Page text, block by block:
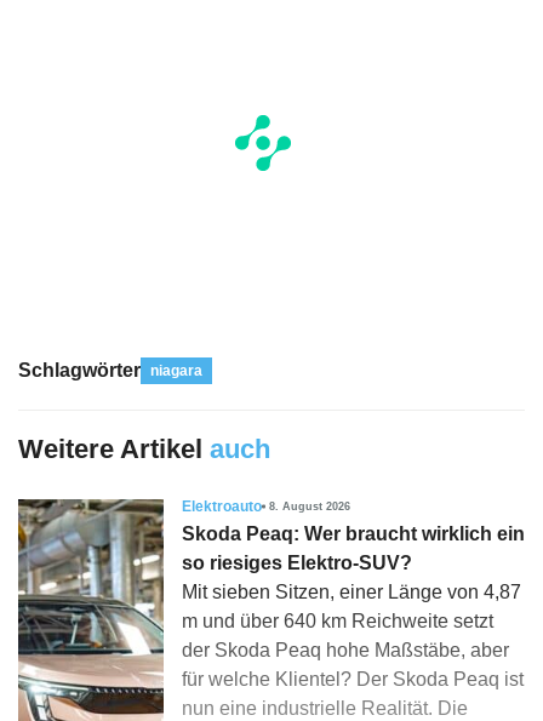
Schlagwörter niagara
Weitere Artikel auch
Elektroauto 8. August 2026
Skoda Peaq: Wer braucht wirklich ein
so riesiges Elektro-SUV?
Mit sieben Sitzen, einer Länge von 4,87
m und über 640 km Reichweite setzt
der Skoda Peaq hohe Maßstäbe, aber
für welche Klientel? Der Skoda Peaq ist
nun eine industrielle Realität. Die